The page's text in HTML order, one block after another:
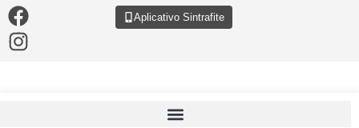
Aplicativo Sintrafite